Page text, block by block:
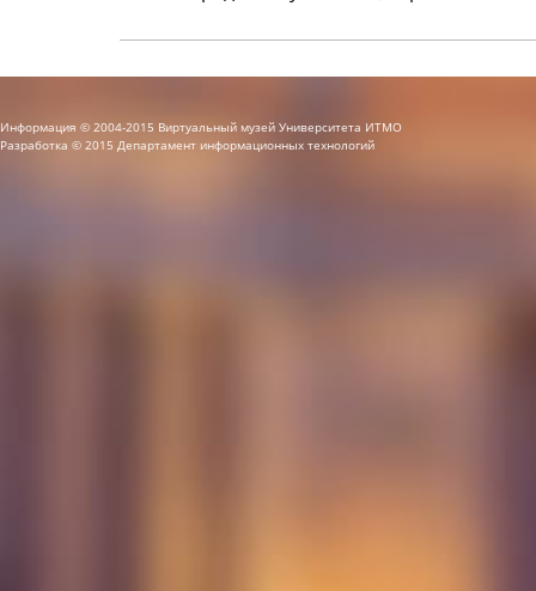
Информация © 2004-2015 Виртуальный музей Университета ИТМО
Разработка © 2015 Департамент информационных технологий